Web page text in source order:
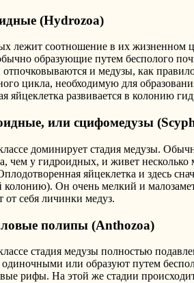
(Hydrozoa)
лежит соотношение в их жизненном
образующие путем бесполого
и медузы, как
цикла, необходимую для
развивается в колонию
или сцифомедузы
доминирует стадия медузы.
чем у гидроидных, и живет
яйцеклетка и здесь
Он очень мелкий и
от себя личинки медуз.
полипы (Anthozoa)
стадия медузы полностью
или образуют путем
рифы. На этой же стадии